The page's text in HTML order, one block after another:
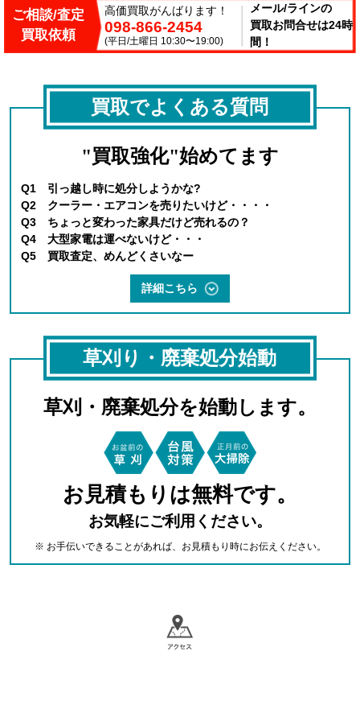
ご相談/査定
買取依頼
高価買取がんばります！
098-866-2454
(平日/土曜日 10:30〜19:00)
メール/ラインの
買取お問合せは24時
間！
買取でよくある質問
"買取強化"始めてます
Q1 引っ越し時に処分しようかな?
Q2 クーラー・エアコンを売りたいけど・・・・
Q3 ちょっと変わった家具だけど売れるの？
Q4 大型家電は運べないけど・・・
Q5 買取査定、めんどくさいなー
詳細こちら
草刈り・廃棄処分始動
草刈・廃棄処分を始動します。
お見積もりは無料です。
お気軽にご利用ください。
※ お手伝いできることがあれば、お見積もり時にお伝えください。